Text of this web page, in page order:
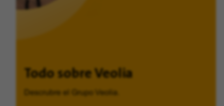
Todo sobre Veolia
Descrubre el Grupo Veolia.